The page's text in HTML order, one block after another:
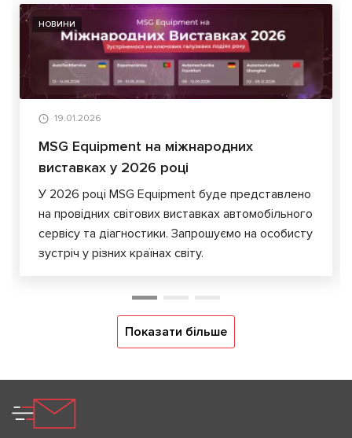
НОВИНИ
19.01.2026
MSG Equipment на міжнародних
виставках у 2026 році
У 2026 році MSG Equipment буде представлено
на провідних світових виставках автомобільного
сервісу та діагностики. Запрошуємо на особисту
зустріч у різних країнах світу.
Показати більше